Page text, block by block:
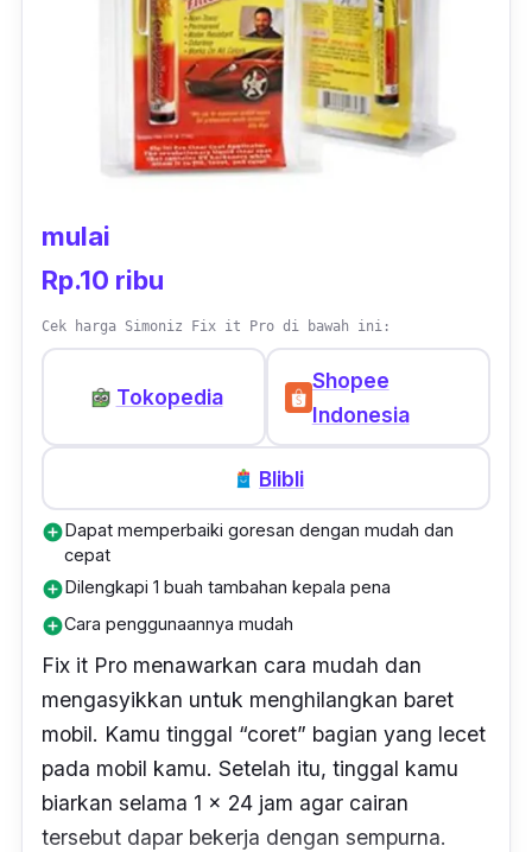
mulai
Rp.10 ribu
Cek harga Simoniz Fix it Pro di bawah ini:
Tokopedia
Shopee
Indonesia
Blibli
add_circleDapat memperbaiki goresan dengan mudah dan
cepat
add_circleDilengkapi 1 buah tambahan kepala pena
add_circleCara penggunaannya mudah
Fix it Pro menawarkan cara mudah dan
mengasyikkan untuk menghilangkan baret
mobil. Kamu tinggal “coret” bagian yang lecet
pada mobil kamu. Setelah itu, tinggal kamu
biarkan selama 1 x 24 jam agar cairan
tersebut dapar bekerja dengan sempurna.